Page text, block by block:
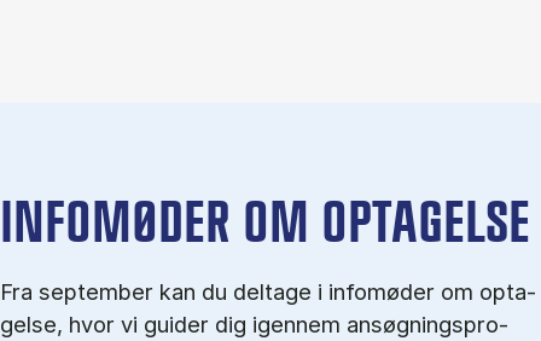
IN­FO­MØ­DER OM OP­TA­GEL­SE
Fra september kan du del­tage i in­fo­mø­der om op­ta­
gel­se, hvor vi gu­i­der dig igen­nem an­søg­nings­pro­